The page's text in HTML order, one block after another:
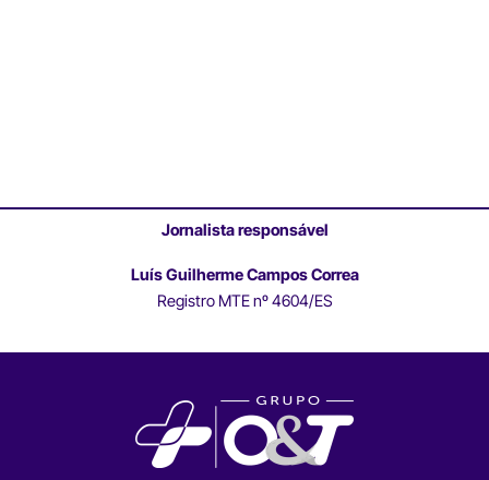
Jornalista responsável
Luís Guilherme Campos Correa
Registro MTE nº 4604/ES